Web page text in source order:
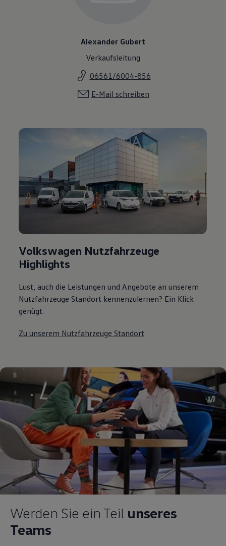
Alexander Gubert
Verkaufsleitung
06561/6004-856
E-Mail schreiben
Volkswagen Nutzfahrzeuge
Highlights
Lust, auch die Leistungen und Angebote an unserem
Nutzfahrzeuge Standort kennenzulernen? Ein Klick
genügt.
Zu unserem Nutzfahrzeuge Standort
Werden Sie ein Teil unseres
Teams